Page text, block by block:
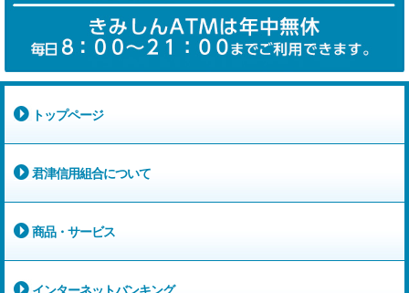
トップページ
君津信用組合について
商品・サービス